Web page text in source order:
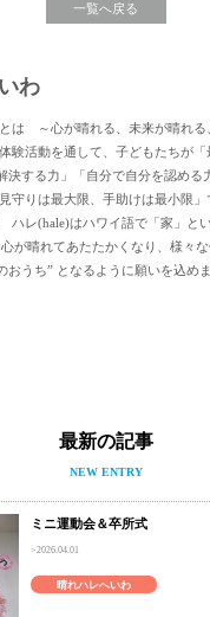
一覧へ戻る
わ
は ～心が晴れる、未来が晴れる
験活動を通して、子どもたちが「
決する力」「自分で自分を認める
守りは最大限、手助けは最小限
ハレ(hale)はハワイ語で「家」と
が晴れてあたたかくなり、様々
おうち” となるように願いを込めま
最新の記事
NEW ENTRY
ミニ運動会＆卒所式
2026.04.01
晴れハレへいわ